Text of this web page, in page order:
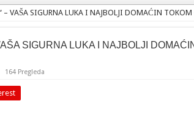
– VAŠA SIGURNA LUKA I NAJBOLJI DOMAĆIN
SIGURNA LUKA I NAJBOLJI
164 Pregleda